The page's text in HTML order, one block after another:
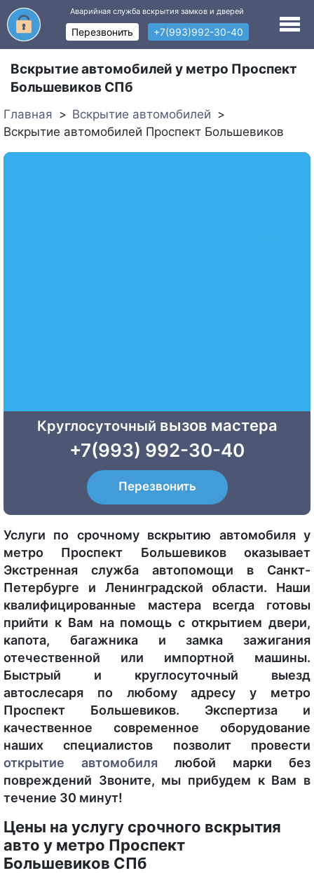
Аварийная служба вскрытия замков и дверей
Перезвонить +7(993)992-30-40
Вскрытие автомобилей у метро Проспект
Большевиков СПб
Главная
Вскрытие автомобилей
Вскрытие автомобилей Проспект Большевиков
Круглосуточный вызов мастера
+7(993) 992-30-40
Перезвонить
Услуги по срочному вскрытию автомобиля у
метро Проспект Большевиков оказывает
Экстренная служба автопомощи в Санкт-
Петербурге и Ленинградской области. Наши
квалифицированные мастера всегда готовы
прийти к Вам на помощь с открытием двери,
капота, багажника и замка зажигания
отечественной или импортной машины.
Быстрый и круглосуточный выезд
автослесаря по любому адресу у метро
Проспект Большевиков. Экспертиза и
качественное современное оборудование
наших специалистов позволит провести
открытие автомобиля любой марки без
повреждений Звоните, мы прибудем к Вам в
течение 30 минут!
Цены на услугу срочного вскрытия
авто у метро Проспект
Большевиков СПб